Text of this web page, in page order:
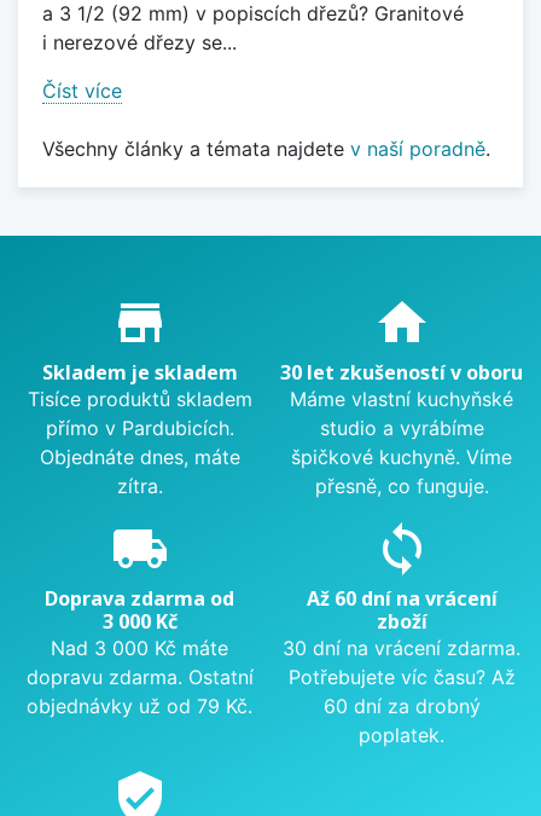
a 3 1/2 (92 mm) v popiscích dřezů? Granitové
i nerezové dřezy se...
Číst více
Všechny články a témata najdete v naší poradně.
Proč nakupovat u nás?
store_mall_directory
Skladem je skladem
Tisíce produktů skladem
přímo v Pardubicích.
Objednáte dnes, máte
zítra.
home
30 let zkušeností v oboru
Máme vlastní kuchyňské
studio a vyrábíme
špičkové kuchyně. Víme
přesně, co funguje.
local_shipping
Doprava zdarma od
3 000 Kč
Nad 3 000 Kč máte
dopravu zdarma. Ostatní
objednávky už od 79 Kč.
sync
Až 60 dní na vrácení
zboží
30 dní na vrácení zdarma.
Potřebujete víc času? Až
60 dní za drobný
poplatek.
verified_user